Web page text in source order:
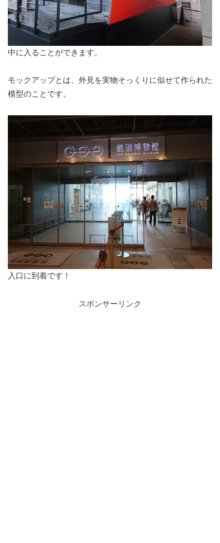
中に入ることができます。
モックアップとは、外見を実物そっくりに似せて作られた
模型のことです。
入口に到着です！
スポンサーリンク